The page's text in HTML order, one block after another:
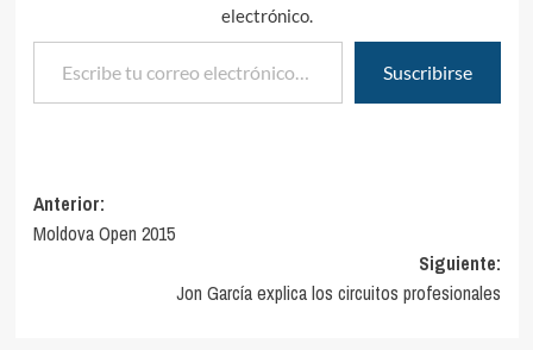
electrónico.
Escribe tu correo electrónico…
Suscribirse
Navegación
de
Anterior:
Moldova Open 2015
Siguiente:
Jon García explica los circuitos profesionales